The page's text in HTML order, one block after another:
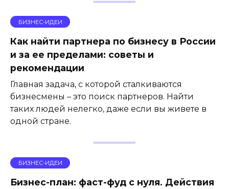
БИЗНЕС-ИДЕИ
Как найти партнера по бизнесу в России
и за ее пределами: советы и
рекомендации
Главная задача, с которой сталкиваются
бизнесмены – это поиск партнеров. Найти
таких людей нелегко, даже если вы живете в
одной стране.
БИЗНЕС-ИДЕИ
Бизнес-план: фаст-фуд с нуля. Действия